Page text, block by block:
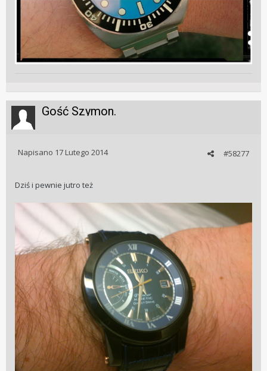
Gość Szymon.
#58277
Napisano 17 Lutego 2014
Dziś i pewnie jutro też